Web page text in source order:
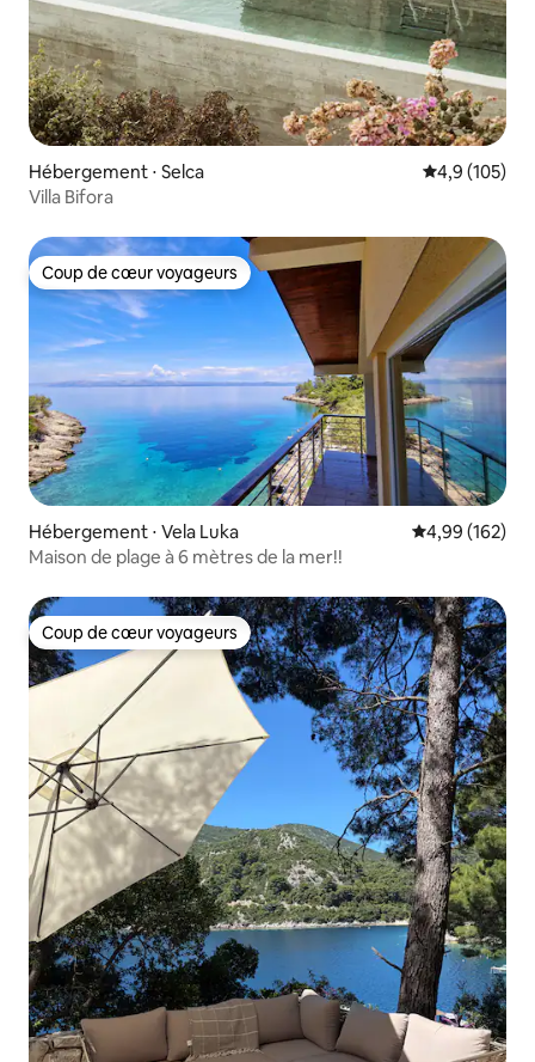
Hébergement ⋅ Selca Évaluation
4,9 (105)
Villa Bifora
Coup de cœur voyageurs
Coup de cœur voyageurs
Hébergement ⋅ Vela Luka Évaluation
4,99 (162)
Maison de plage à 6 mètres de la mer!!
Coup de cœur voyageurs
Coup de cœur voyageurs